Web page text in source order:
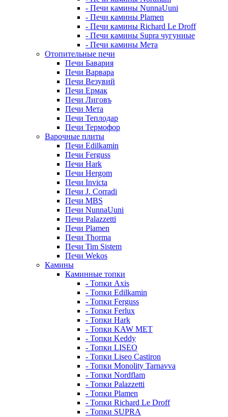
- Печи камины NunnaUuni
- Печи камины Plamen
- Печи камины Richard Le Droff
- Печи камины Supra чугунные
- Печи камины Мета
Отопительные печи
Печи Бавария
Печи Варвара
Печи Везувий
Печи Ермак
Печи Лиговъ
Печи Мета
Печи Теплодар
Печи Термофор
Варочные плиты
Печи Edilkamin
Печи Ferguss
Печи Hark
Печи Hergom
Печи Invicta
Печи J. Corradi
Печи MBS
Печи NunnaUuni
Печи Palazzetti
Печи Plamen
Печи Thorma
Печи Tim Sistem
Печи Wekos
Камины
Каминные топки
- Топки Axis
- Топки Edilkamin
- Топки Ferguss
- Топки Ferlux
- Топки Hark
- Топки KAW MET
- Топки Keddy
- Топки LISEO
- Топки Liseo Castiron
- Топки Monolity Tarnavva
- Топки Nordflam
- Топки Palazzetti
- Топки Plamen
- Топки Richard Le Droff
- Топки SUPRA